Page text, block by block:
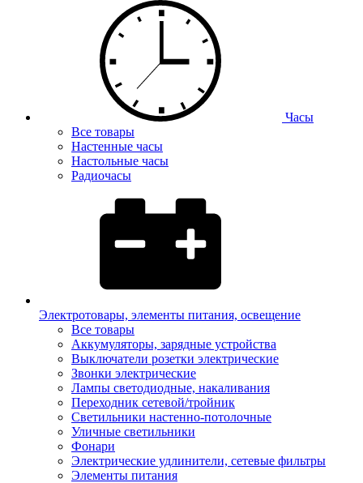
Часы
Все товары
Настенные часы
Настольные часы
Радиочасы
Электротовары, элементы питания, освещение
Все товары
Аккумуляторы, зарядные устройства
Выключатели розетки электрические
Звонки электрические
Лампы светодиодные, накаливания
Переходник сетевой/тройник
Светильники настенно-потолочные
Уличные светильники
Фонари
Электрические удлинители, сетевые фильтры
Элементы питания